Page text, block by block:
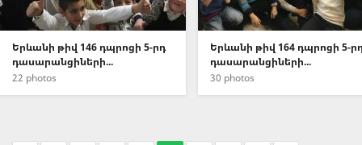
Երևանի թիվ 146 դպրոցի 5-րդ
դասարանցիների...
22 photos
Երևանի թիվ 164 դպրոցի 5-
դասարանցիների...
30 photos